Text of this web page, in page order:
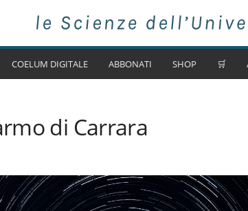
COELUM DIGITALE ABBONATI SHOP 🛒
di Carrara